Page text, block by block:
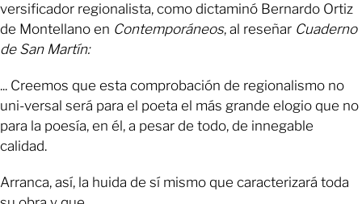
versificador regionalista, como dictaminó Bernardo Ortiz
de Montellano en Contemporáneos, al reseñar Cuaderno
de San Martín:
... Creemos que esta comprobación de regionalismo no
uni-versal será para el poeta el más grande elogio que no
para la poesía, en él, a pesar de todo, de innegable
calidad.
Arranca, así, la huida de sí mismo que caracterizará toda